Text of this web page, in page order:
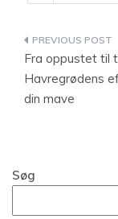
Fra oppustet til
Havregrødens
din mave
Søg